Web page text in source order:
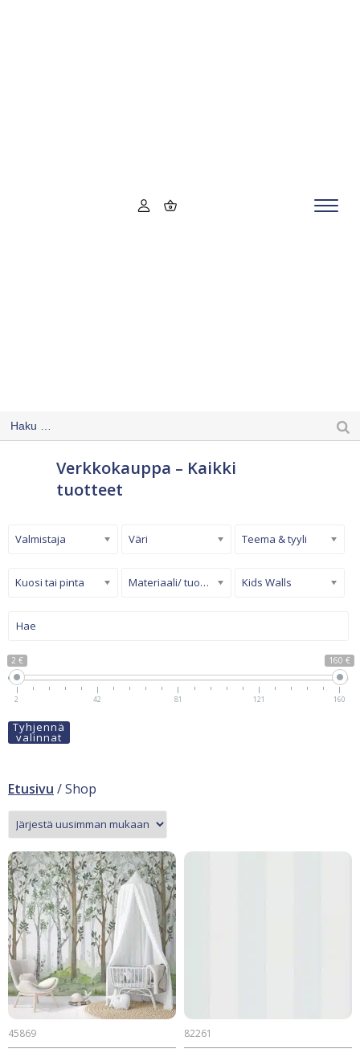
Verkkokauppa – Kaikki
tuotteet
2 € 160 €
2 42 81 121 160
Valmistaja Väri Teema & tyyli
Kuosi tai pinta Materiaali/ tuotetyyppi Kids Walls
Tyhjennä
valinnat
Etusivu / Shop
45869 82261